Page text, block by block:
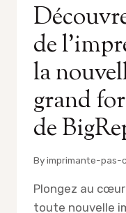
de
la
grand
de
Byimprimante-pas-
Plongez au
toute nouvelle